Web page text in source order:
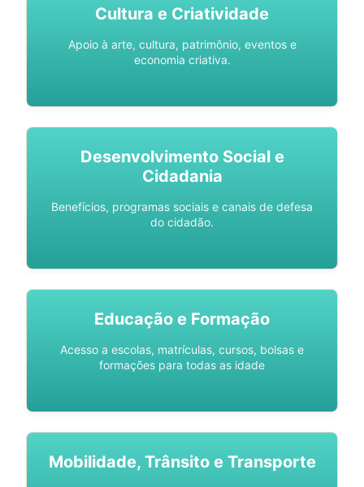
Cultura e Criatividade
Apoio à arte, cultura, patrimônio, eventos e
economia criativa.
Desenvolvimento Social e
Cidadania
Benefícios, programas sociais e canais de defesa
do cidadão.
Educação e Formação
Acesso a escolas, matrículas, cursos, bolsas e
formações para todas as idade
Mobilidade, Trânsito e Transporte